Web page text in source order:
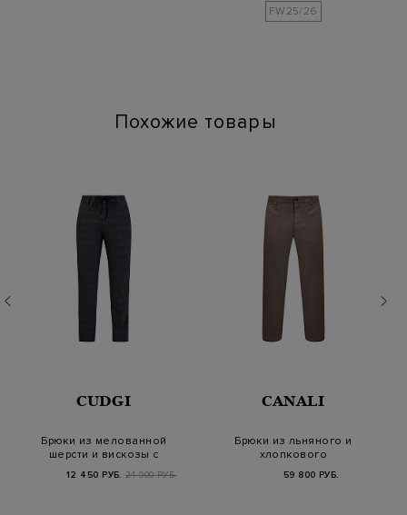
FW25/26
Похожие товары
CUDGI
Брюки из мелованной
шерсти и вискозы с
12 450 РУБ. 24 900 РУБ.
CANALI
Брюки из льняного и
хлопкового
карма…
59 800 РУБ.